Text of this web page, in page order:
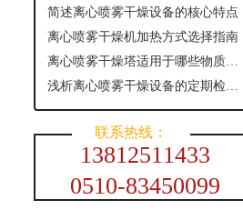
简述离心喷雾干燥设备的核心特点
离心喷雾干燥机加热方式选择指南
离心喷雾干燥塔适用于哪些物质进行干燥呢？
浅析离心喷雾干燥设备的定期检查与维护
13812511433
0510-83450099
联系热线：